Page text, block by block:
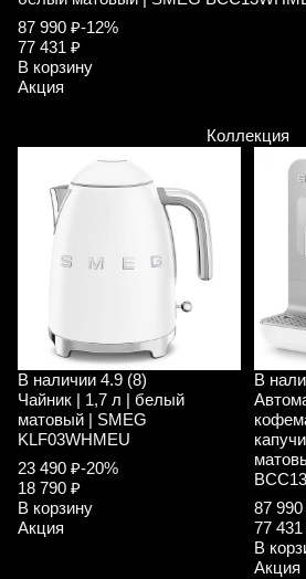
87 990 ₽-12%
77 431 ₽
В корзину
Акция
Коллекция
В наличии 4.9 (8)
Чайник | 1,7 л | белый
матовый | SMEG
KLF03WHMEU
23 490 ₽-20%
18 790 ₽
В корзину
Акция
В
87 990
77 431
В
Акция